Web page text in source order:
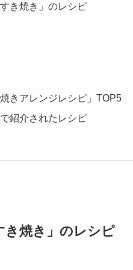
き焼き」のレシピ
きアレンジレシピ」TOP5
紹介されたレシピ
き焼き」のレシピ